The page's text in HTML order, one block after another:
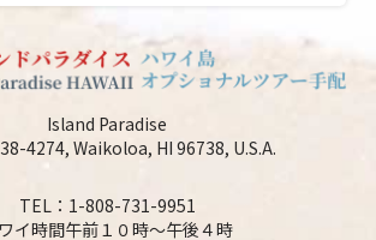
Island Paradise
4274, Waikoloa, HI 96738, U.S.A.
TEL：1-808-731-9951
イ時間午前１０時～午後４時